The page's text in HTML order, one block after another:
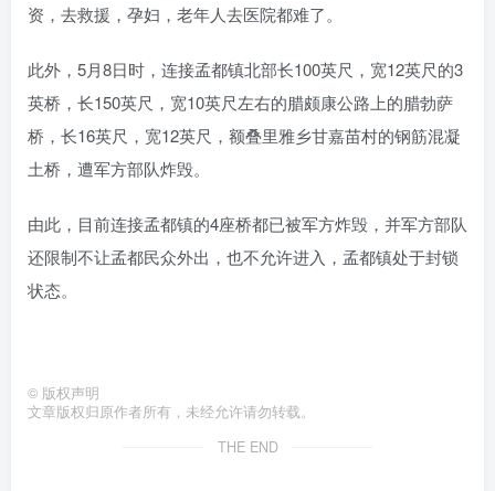
资，去救援，孕妇，老年人去医院都难了。
此外，5月8日时，连接孟都镇北部长100英尺，宽12英尺的3
英桥，长150英尺，宽10英尺左右的腊颇康公路上的腊勃萨
桥，长16英尺，宽12英尺，额叠里雅乡甘嘉苗村的钢筋混凝
土桥，遭军方部队炸毁。
由此，目前连接孟都镇的4座桥都已被军方炸毁，并军方部队
还限制不让孟都民众外出，也不允许进入，孟都镇处于封锁
状态。
© 版权声明
文章版权归原作者所有，未经允许请勿转载。
THE END